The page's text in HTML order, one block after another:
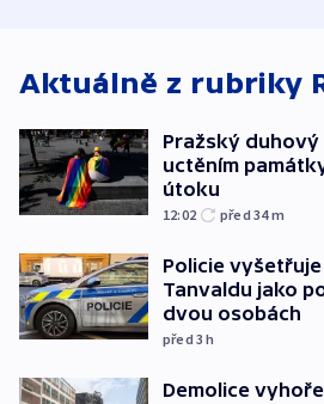
Aktuálně z rubriky
Pražský
uctěním
útoku
12:02 před 34m
Policie
Tanvaldu jako
dvou osobách
před 3h
Demolice